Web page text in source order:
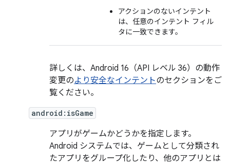
アクションのないインテント
は、任意のインテント フィル
タに一致できます。
詳しくは、Android 16（API レベル 36）の動作
変更のより安全なインテントのセクションをご
覧ください。
android:isGame
アプリがゲームかどうかを指定します。
Android システムでは、ゲームとして分類され
たアプリをグループ化したり、他のアプリとは